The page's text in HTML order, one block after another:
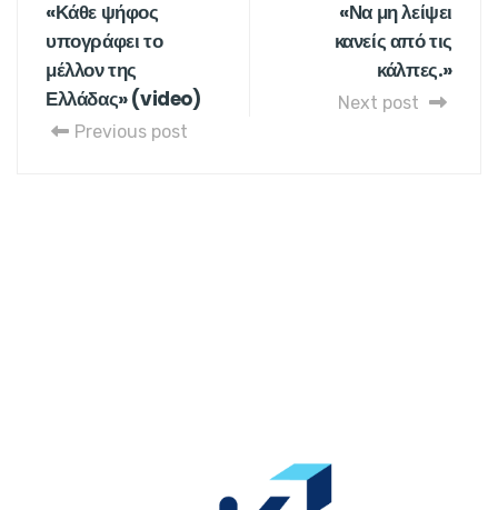
«Κάθε ψήφος
υπογράφει το
μέλλον της
Ελλάδας» (video)
Previous post
«Να μη λείψει
κανείς από τις
κάλπες.»
Next post